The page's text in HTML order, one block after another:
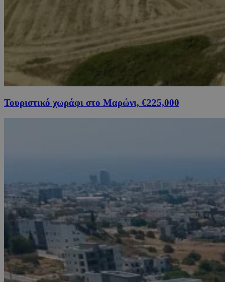
Τουριστικό χωράφι στο Μαρώνι, €225,000